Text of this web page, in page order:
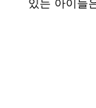
있는 아이들